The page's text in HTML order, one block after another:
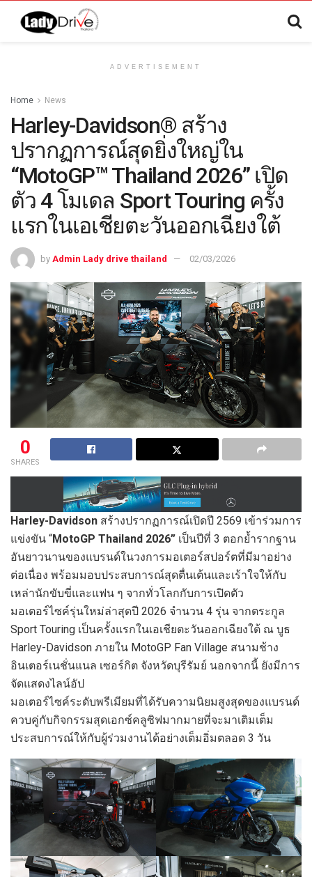
ADVERTISEMENT
Home News
Harley-Davidson® สร้าง
ปรากฏการณ์สุดยิ่งใหญ่ใน
“MotoGP™ Thailand 2026” เปิด
ตัว 4 โมเดล Sport Touring ครั้ง
แรกในเอเชียตะวันออกเฉียงใต้
by Admin Lady drive thailand 02/03/2026
0
SHARES
Harley-Davidson สร้างปรากฏการณ์เปิดปี 2569 เข้าร่วมการ
แข่งขัน “MotoGP Thailand 2026” เป็นปีที่ 3 ตอกย้ำรากฐาน
อันยาวนานของแบรนด์ในวงการมอเตอร์สปอร์ตที่มีมาอย่าง
ต่อเนื่อง พร้อมมอบประสบการณ์สุดตื่นเต้นและเร้าใจให้กับ
เหล่านักขับขี่และแฟน ๆ จากทั่วโลกกับการเปิดตัว
มอเตอร์ไซค์รุ่นใหม่ล่าสุดปี 2026 จำนวน 4 รุ่น จากตระกูล
Sport Touring เป็นครั้งแรกในเอเชียตะวันออกเฉียงใต้ ณ บูธ
Harley-Davidson ภายใน MotoGP Fan Village สนามช้าง
อินเตอร์เนชั่นแนล เซอร์กิต จังหวัดบุรีรัมย์ นอกจากนี้ ยังมีการ
จัดแสดงไลน์อัป
มอเตอร์ไซค์ระดับพรีเมียมที่ได้รับความนิยมสูงสุดของแบรนด์
ควบคู่กับกิจกรรมสุดเอกซ์คลูซิฟมากมายที่จะมาเติมเต็ม
ประสบการณ์ให้กับผู้ร่วมงานได้อย่างเต็มอิ่มตลอด 3 วัน